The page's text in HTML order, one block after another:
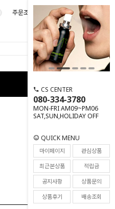
주문조회 마이페이지
CS CENTER
080-334-3780
MON-FRI AM09~PM06
SAT,SUN,HOLIDAY OFF
QUICK MENU
마이페이지
관심상품
최근본상품
적립금
공지사항
상품문의
상품후기
배송조회